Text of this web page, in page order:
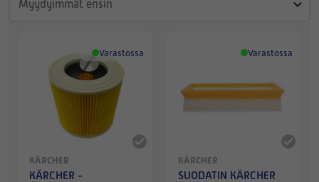
Varastossa
KÄRCHER
KÄRCHER -
Varastossa
KÄRCHER
SUODATIN KÄRCHER